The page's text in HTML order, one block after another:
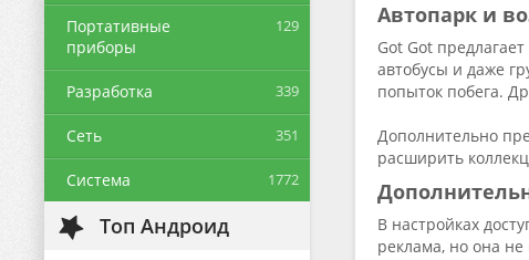
Портативные
приборы
129
Разработка 339
Сеть 351
Система 1772
Топ Андроид
Автопарк и
Got Got
автобусы и даже
попыток побега.
Дополнительно
расширить
В настройках
реклама, но она